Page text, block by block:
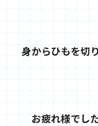
身からひもを切
お疲れ様でし